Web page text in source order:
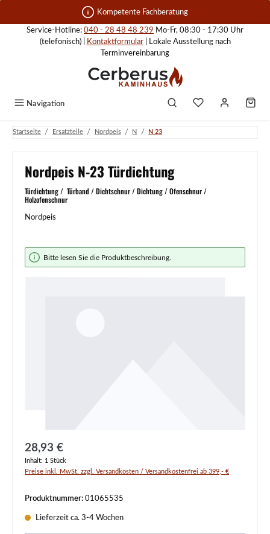
Zum Hauptinhalt springen Kompetente Fachberatung
Service-Hotline: 040 - 28 48 48 239 Mo-Fr, 08:30 - 17:30 Uhr
(telefonisch) |
Kontaktformular| Lokale Ausstellung nach
Terminvereinbarung
Navigation
Startseite / Ersatzteile / Nordpeis / N / N 23
Nordpeis N-23 Türdichtung
Türdichtung / Türband / Dichtschnur / Dichtung / Ofenschnur /
Holzofenschnur
Nordpeis
Bildergalerie überspringen
Bitte lesen Sie die Produktbeschreibung.
Regulärer Preis:
28,93 €
Inhalt: 1 Stück
Preise inkl. MwSt. zzgl. Versandkosten / Versandkostenfrei ab 399,- €
Produktnummer: 01065535
Lieferzeit ca. 3-4 Wochen